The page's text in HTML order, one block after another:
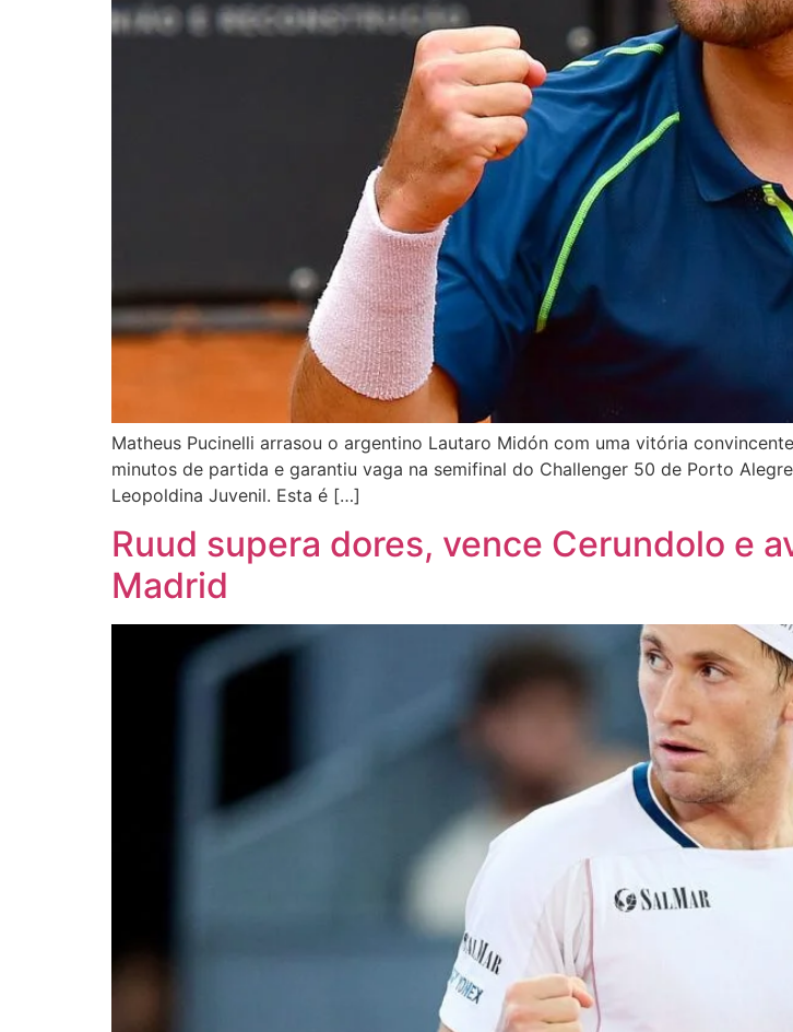
Matheus Pucinelli arrasou o argentino Lautaro Midón com uma vitória
minutos de partida e garantiu vaga na semifinal do Challenger 50 de Porto
Leopoldina Juvenil. Esta é […]
Ruud supera dores, vence Cerundolo e
Madrid